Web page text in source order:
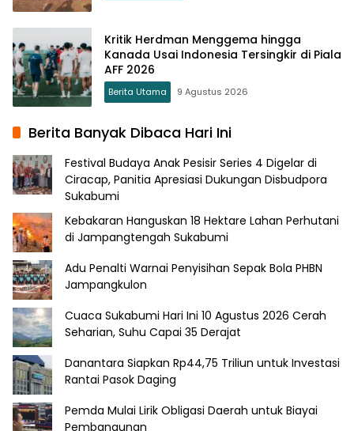
Kritik Herdman Menggema hingga
Kanada Usai Indonesia Tersingkir di Piala
AFF 2026
Berita Utama 9 Agustus 2026
Berita Banyak Dibaca Hari Ini
Festival Budaya Anak Pesisir Series 4 Digelar di
Ciracap, Panitia Apresiasi Dukungan Disbudpora
Sukabumi
Kebakaran Hanguskan 18 Hektare Lahan Perhutani
di Jampangtengah Sukabumi
Adu Penalti Warnai Penyisihan Sepak Bola PHBN
Jampangkulon
Cuaca Sukabumi Hari Ini 10 Agustus 2026 Cerah
Seharian, Suhu Capai 35 Derajat
Danantara Siapkan Rp44,75 Triliun untuk Investasi
Rantai Pasok Daging
Pemda Mulai Lirik Obligasi Daerah untuk Biayai
Pembangunan